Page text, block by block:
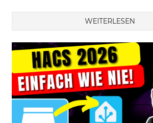
WEITERLESEN